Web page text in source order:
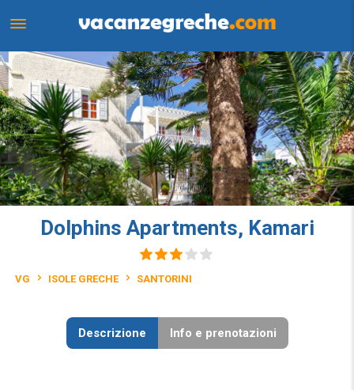
Dolphins Apartments, Kamari
VG ISOLE GRECHE SANTORINI
Descrizione Info e prenotazioni